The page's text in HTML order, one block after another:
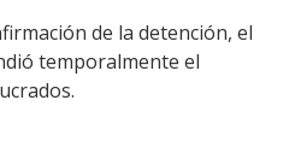
de la detención, el
temporalmente el